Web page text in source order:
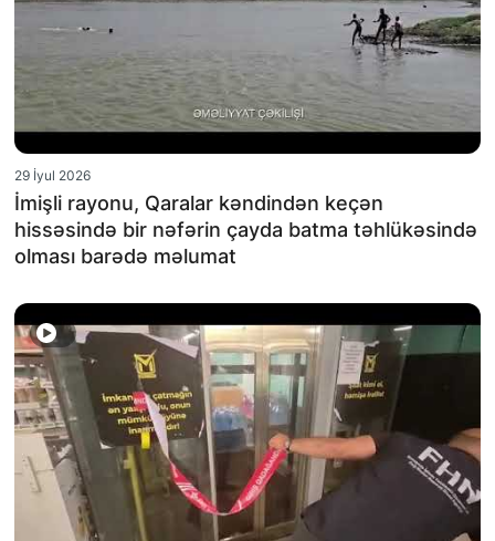
29 İyul 2026
İmişli rayonu, Qaralar kəndindən keçən
hissəsində bir nəfərin çayda batma təhlükəsində
olması barədə məlumat